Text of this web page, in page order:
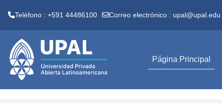
Teléfono : +591 44486100 Correo electrónico : upal@upal.edu
Página Principal